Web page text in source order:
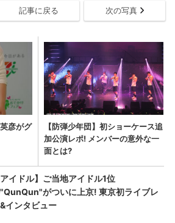
記事に戻る 次の写真